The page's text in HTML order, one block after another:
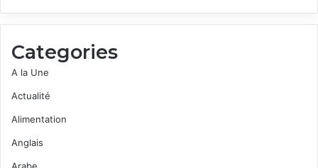
Categories
A la Une
Actualité
Alimentation
Anglais
Arabe